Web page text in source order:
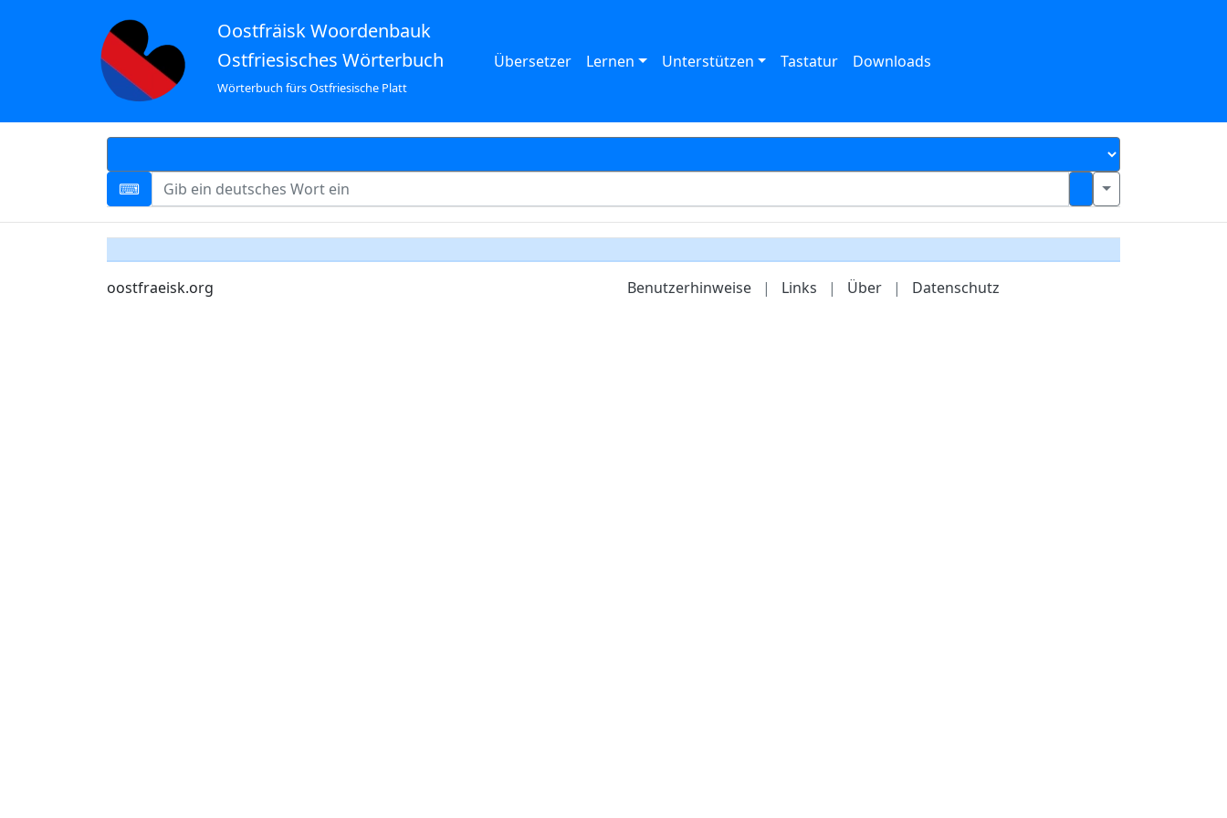
Oostfräisk Woordenbauk
Ostfriesisches Wörterbuch
Wörterbuch fürs Ostfriesische Platt
Übersetzer Lernen Unterstützen Tastatur Downloads
oostfraeisk.org Benutzerhinweise | Links | Über | Datenschutz